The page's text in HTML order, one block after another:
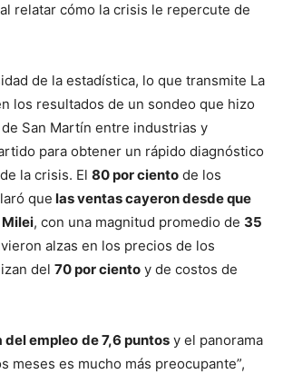
al relatar cómo la crisis le repercute de
de la estadística, lo que transmite La
los resultados de un sondeo que hizo
San Martín entre industrias y
para obtener un rápido diagnóstico
la crisis. El 80 por ciento de los
que las ventas cayeron desde que
, con una magnitud promedio de 35
alzas en los precios de los
del 70 por ciento y de costos de
del empleo de 7,6 puntos y el panorama
meses es mucho más preocupante”,